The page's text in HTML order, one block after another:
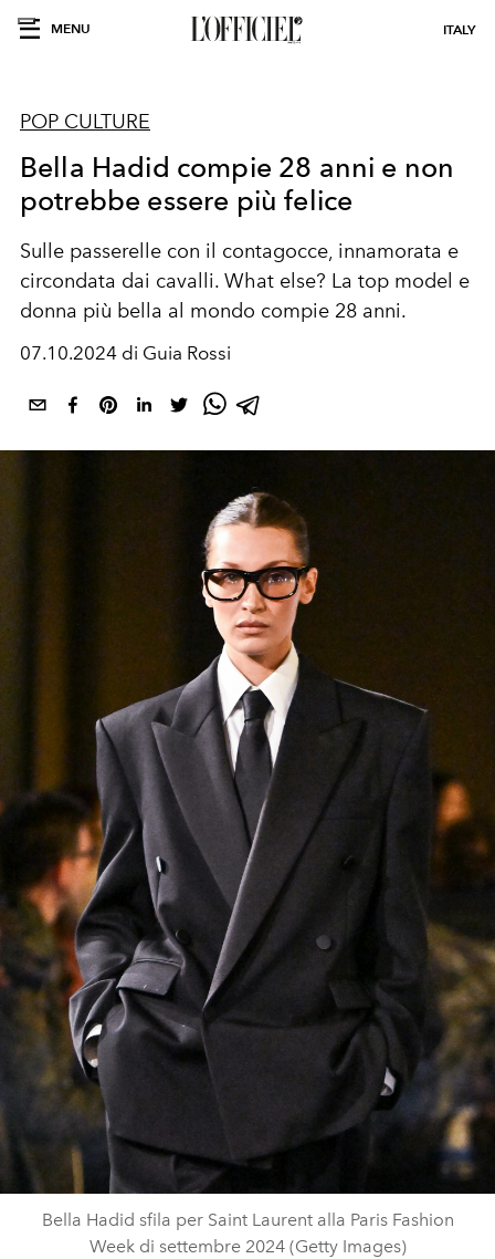
MENU ITALY
POP CULTURE
Bella Hadid compie 28 anni e non
potrebbe essere più felice
Sulle passerelle con il contagocce, innamorata e
circondata dai cavalli. What else? La top model e
donna più bella al mondo compie 28 anni.
07.10.2024 di Guia Rossi
Bella Hadid sfila per Saint Laurent alla Paris Fashion
Week di settembre 2024 (Getty Images)